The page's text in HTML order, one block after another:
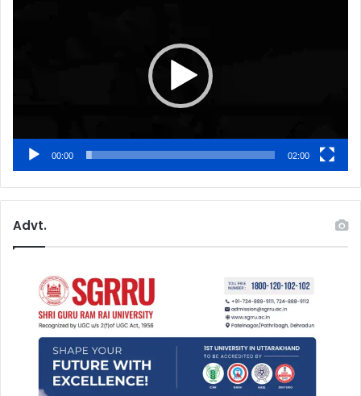
00:00 02:00
Advt.